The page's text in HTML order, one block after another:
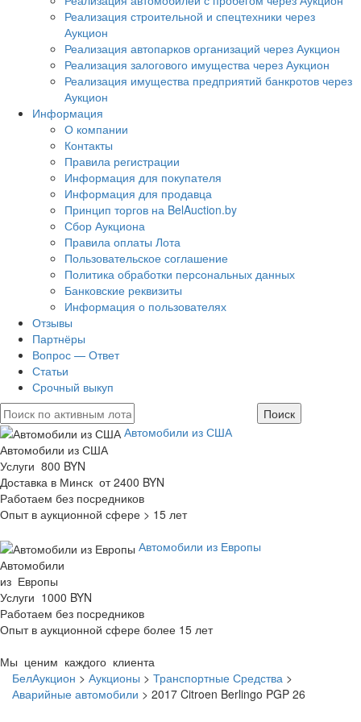
Реализация строительной и спецтехники через
Аукцион
Реализация автопарков организаций через Аукцион
Реализация залогового имущества через Аукцион
Реализация имущества предприятий банкротов через
Аукцион
Информация
О компании
Контакты
Правила регистрации
Информация для покупателя
Информация для продавца
Принцип торгов на BelAuction.by
Сбор Аукциона
Правила оплаты Лота
Пользовательское соглашение
Политика обработки персональных данных
Банковские реквизиты
Информация о пользователях
Отзывы
Партнёры
Вопрос — Ответ
Статьи
Срочный выкуп
Автомобили из США
Автомобили из США
Услуги 800 BYN
Доставка в Минск от 2400 BYN
Работаем без посредников
Опыт в аукционной сфере > 15 лет
Автомобили из Европы
Автомобили
из Европы
Услуги 1000 BYN
Работаем без посредников
Опыт в аукционной сфере более 15 лет
Мы ценим каждого клиента
БелАукцион > Аукционы > Транспортные Средства >
Аварийные автомобили > 2017 Citroen Berlingo PGP 26